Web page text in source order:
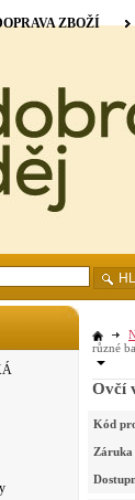
různé
Ovčí
Kód
Záruka
ZBOŽÍ